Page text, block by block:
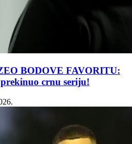
BODOVE FAVORITU:
crnu seriju!